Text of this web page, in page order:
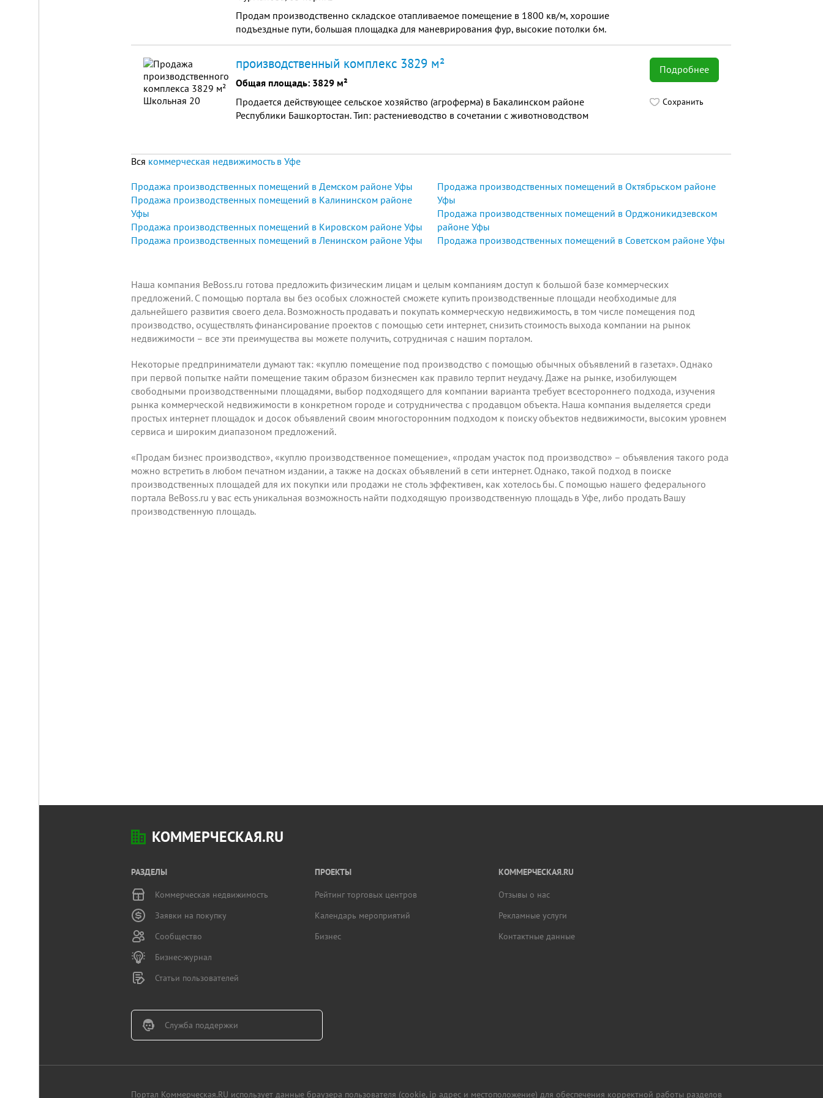
Продам производственно складское отапливаемое помещение в 1800 кв/м, хорошие
подъездные пути, большая площадка для маневрирования фур, высокие потолки 6м.
Подробнее
Сохранить
производственный комплекс 3829 м²
Общая площадь: 3829 м²
Продается действующее сельское хозяйство (агроферма) в Бакалинском районе
Республики Башкортостан. Тип: растениеводство в сочетании с животноводством
Вся коммерческая недвижимость в Уфе
Продажа производственных помещений в Демском районе Уфы
Продажа производственных помещений в Калининском районе
Уфы
Продажа производственных помещений в Кировском районе Уфы
Продажа производственных помещений в Ленинском районе Уфы
Продажа производственных помещений в Октябрьском районе
Уфы
Продажа производственных помещений в Орджоникидзевском
районе Уфы
Продажа производственных помещений в Советском районе Уфы
Наша компания BeBoss.ru готова предложить физическим лицам и целым компаниям доступ к большой базе коммерческих
предложений. С помощью портала вы без особых сложностей сможете купить производственные площади необходимые для
дальнейшего развития своего дела. Возможность продавать и покупать коммерческую недвижимость, в том числе помещения под
производство, осуществлять финансирование проектов с помощью сети интернет, снизить стоимость выхода компании на рынок
недвижимости – все эти преимущества вы можете получить, сотрудничая с нашим порталом.
Некоторые предприниматели думают так: «куплю помещение под производство с помощью обычных объявлений в газетах». Однако
при первой попытке найти помещение таким образом бизнесмен как правило терпит неудачу. Даже на рынке, изобилующем
свободными производственными площадями, выбор подходящего для компании варианта требует всестороннего подхода, изучения
рынка коммерческой недвижимости в конкретном городе и сотрудничества с продавцом объекта. Наша компания выделяется среди
простых интернет площадок и досок объявлений своим многосторонним подходом к поиску объектов недвижимости, высоким уровнем
сервиса и широким диапазоном предложений.
«Продам бизнес производство», «куплю производственное помещение», «продам участок под производство» – объявления такого рода
можно встретить в любом печатном издании, а также на досках объявлений в сети интернет. Однако, такой подход в поиске
производственных площадей для их покупки или продажи не столь эффективен, как хотелось бы. С помощью нашего федерального
портала BeBoss.ru у вас есть уникальная возможность найти подходящую производственную площадь в Уфе, либо продать Вашу
производственную площадь.
КОММЕРЧЕСКАЯ.RU
РАЗДЕЛЫ
Коммерческая недвижимость
Заявки на покупку
Сообщество
Бизнес-журнал
Статьи пользователей
ПРОЕКТЫ
Рейтинг торговых центров
Календарь мероприятий
Бизнес
КОММЕРЧЕСКАЯ.RU
Отзывы о нас
Рекламные услуги
Контактные данные
Служба поддержки
Портал Коммерческая.RU использует данные браузера пользователя (cookie, ip адрес и местоположение) для обеспечения корректной работы разделов